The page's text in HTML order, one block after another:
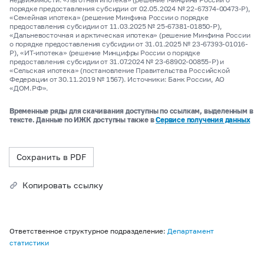
порядке предоставления субсидии от 02.05.2024 № 22-67374-00473-Р),
«Семейная ипотека» (решение Минфина России о порядке
предоставления субсидии от 11.03.2025 № 25-67381-01850-Р),
«Дальневосточная и арктическая ипотека» (решение Минфина России
о порядке предоставления субсидии от 31.01.2025 № 23-67393-01016-
Р), «ИТ-ипотека» (решение Минцифры России о порядке
предоставления субсидии от 31.07.2024 № 23-68902-00855-Р) и
«Сельская ипотека» (постановление Правительства Российской
Федерации от 30.11.2019 № 1567). Источники: Банк России, АО
«ДОМ.РФ».
Временные ряды для скачивания доступны по ссылкам, выделенным в
тексте. Данные по ИЖК доступны также вСервисе получения данных
Сохранить в PDF
Копировать ссылку
Ответственное структурное подразделение: Департамент
статистики